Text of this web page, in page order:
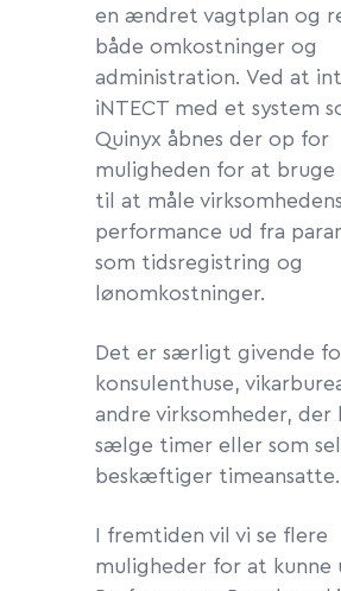
en ændret vagtplan og
både omkostninger og
administration. Ved at
iNTECT med et system
Quinyx åbnes der op for
muligheden for at bruge
til at måle virksomhedens
performance ud fra
som tidsregistring og
lønomkostninger.
Det er særligt givende
konsulenthuse,
andre virksomheder, der
sælge timer eller som
beskæftiger timeansatte.
I fremtiden vil vi se flere
muligheder for at kunne